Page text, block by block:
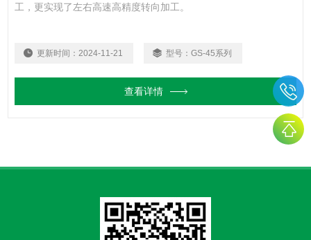
工，更实现了左右高速高精度转向加工。
更新时间： 2024-11-21 型号： GS-45系列
查看详情